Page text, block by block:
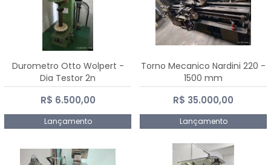
Durometro Otto Wolpert -
Dia Testor 2n
R$ 6.500,00
Lançamento
Torno Mecanico Nardini 220 -
1500 mm
R$ 35.000,00
Lançamento